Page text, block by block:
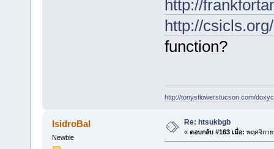
http://
http://
function?
http://tonysflowerstucson.com/
IsidroBal
Newbie
Re: htsukbgb
« ตอบกลับ #163 เมื่อ: พฤศจิกา